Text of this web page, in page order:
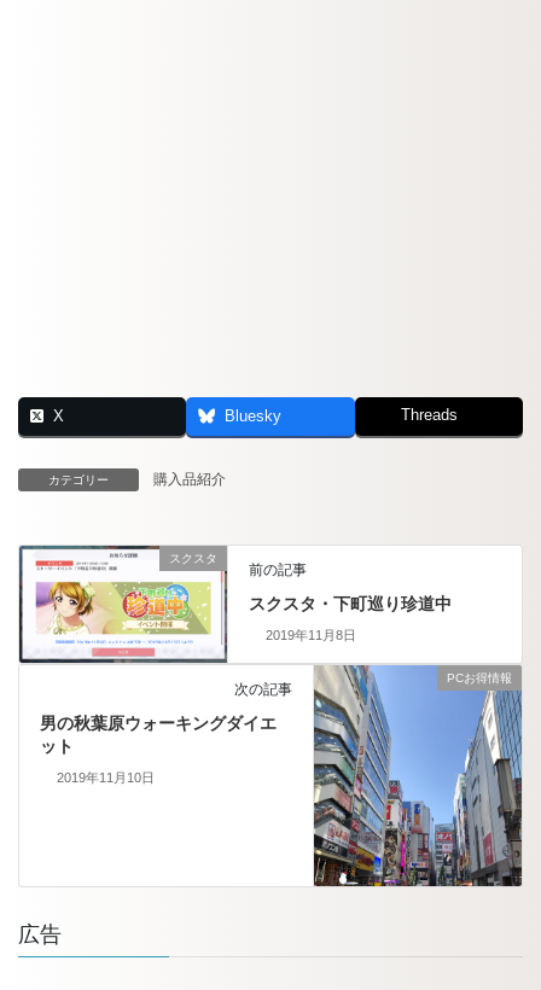
X Bluesky Threads
カテゴリー 購入品紹介
スクスタ
前の記事
スクスタ・下町巡り珍道中
2019年11月8日
PCお得情報
次の記事
男の秋葉原ウォーキングダイエ
ット
2019年11月10日
広告